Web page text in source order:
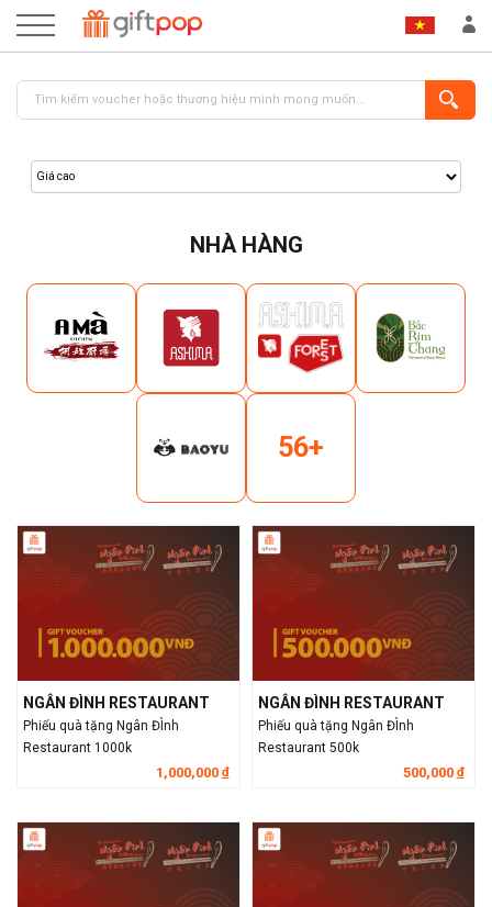
ĐĂNG NHẬP ĐĂNG KÝ
NHÀ HÀNG
56+
NGÂN ĐÌNH RESTAURANT
Phiếu quà tặng Ngân ĐÌnh
Restaurant 1000k
1,000,000 đ
NGÂN ĐÌNH RESTAURANT
Phiếu quà tặng Ngân ĐÌnh
Restaurant 500k
500,000 đ